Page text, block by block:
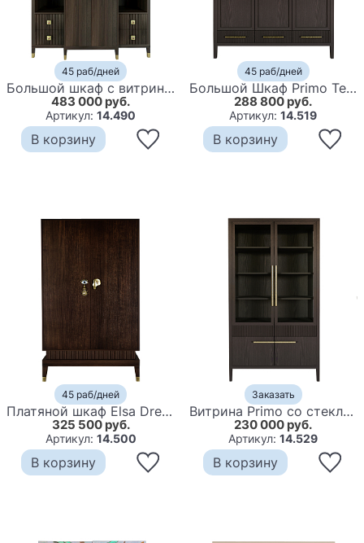
45 раб/дней
Большой шкаф с витриной Elsa Dreams Walnut
483 000 руб.
Артикул:14.490
В корзину
45 раб/дней
Большой Шкаф Primo Темный орех с 3 дверьми и 3 выдвижными ящиками
288 800 руб.
Артикул:14.519
В корзину
45 раб/дней
Платяной шкаф Elsa Dreams Walnut с 2-мя фасадами
325 500 руб.
Артикул: 14.500
В корзину
Заказать
Витрина Primo со стеклянными фасадами и буфетом шпон Темный орех
230 000 руб.
Артикул:14.529
В корзину